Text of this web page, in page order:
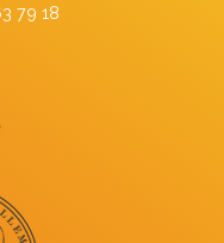
79 18